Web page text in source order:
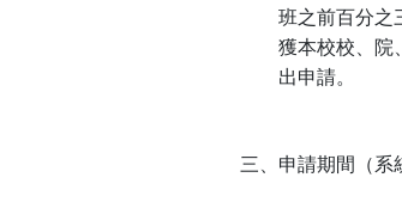
班之前百分之
獲本校校、院
出申請。
三、申請期間（系